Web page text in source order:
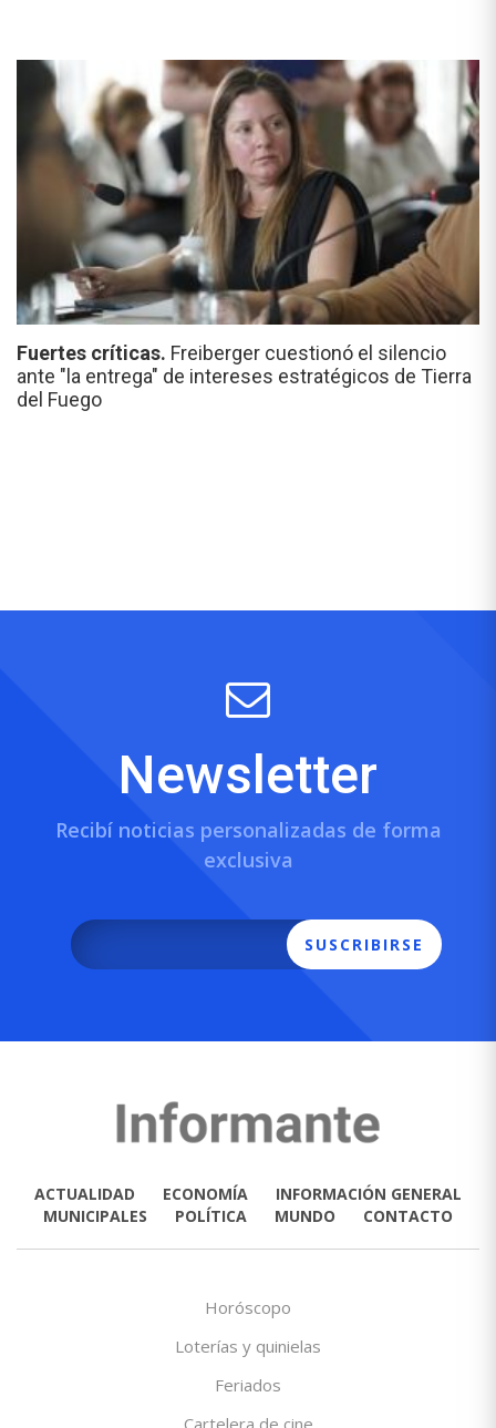
Fuertes críticas. Freiberger cuestionó el silencio
ante "la entrega" de intereses estratégicos de Tierra
del Fuego
Newsletter
Recibí noticias personalizadas de forma
exclusiva
SUSCRIBIRSE
ACTUALIDAD ECONOMÍA
INFORMACIÓN GENERAL
MUNICIPALES
POLÍTICA MUNDO CONTACTO
Horóscopo
Loterías y quinielas
Feriados
Cartelera de cine